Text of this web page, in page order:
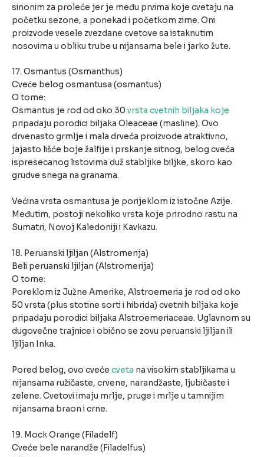
sinonim za proleće jer je među prvima koje cvetaju na
početku sezone, a ponekad i početkom zime. Oni
proizvode vesele zvezdane cvetove sa istaknutim
nosovima u obliku trube u nijansama bele i jarko žute.
17. Osmantus (Osmanthus)
Cveće belog osmantusa (osmantus)
O tome:
Osmantus je rod od oko 30 vrsta cvetnih biljaka koje
pripadaju porodici biljaka Oleaceae (masline). Ovo
drvenasto grmlje i mala drveća proizvode atraktivno,
jajasto lišće boje žalfije i prskanje sitnog, belog cveća
ispresecanog listovima duž stabljike biljke, skoro kao
grudve snega na granama.
Većina vrsta osmantusa je porijeklom iz istočne Azije.
Međutim, postoji nekoliko vrsta koje prirodno rastu na
Sumatri, Novoj Kaledoniji i Kavkazu.
18. Peruanski ljiljan (Alstromerija)
Beli peruanski ljiljan (Alstromerija)
O tome:
Poreklom iz Južne Amerike, Alstroemeria je rod od oko
50 vrsta (plus stotine sorti i hibrida) cvetnih biljaka koje
pripadaju porodici biljaka Alstroemeriaceae. Uglavnom su
dugovečne trajnice i obično se zovu peruanski ljiljan ili
ljiljan Inka.
Pored belog, ovo cveće cveta na visokim stabljikama u
nijansama ružičaste, crvene, narandžaste, ljubičaste i
zelene. Cvetovi imaju mrlje, pruge i mrlje u tamnijim
nijansama braon i crne.
19. Mock Orange (Filadelf)
Cveće bele narandže (Filadelfus)